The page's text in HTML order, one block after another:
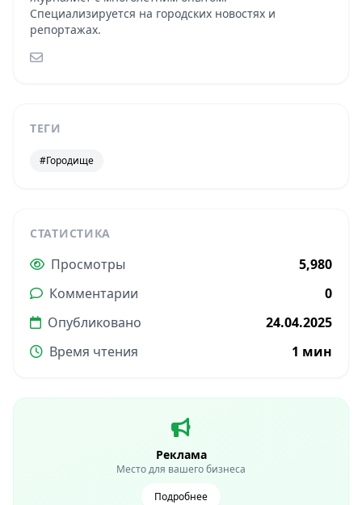
Специализируется на городских новостях и
репортажах.
ТЕГИ
#Городище
СТАТИСТИКА
Просмотры
5,980
Комментарии
0
Опубликовано
24.04.2025
Время чтения
1 мин
Реклама
Место для вашего бизнеса
Подробнее